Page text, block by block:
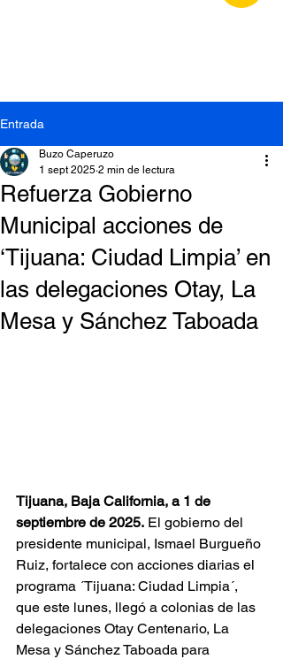
Entrada
Refuerza Gobierno
Municipal acciones de
‘Tijuana: Ciudad Limpia’ en
las delegaciones Otay, La
Mesa y Sánchez Taboada
Buzo Caperuzo
1 sept 2025 2 min de lectura
Tijuana, Baja California, a 1 de
septiembre de 2025. El gobierno del
presidente municipal, Ismael Burgueño
Ruiz, fortalece con acciones diarias el
programa ´Tijuana: Ciudad Limpia´,
que este lunes, llegó a colonias de las
delegaciones Otay Centenario, La
Mesa y Sánchez Taboada para